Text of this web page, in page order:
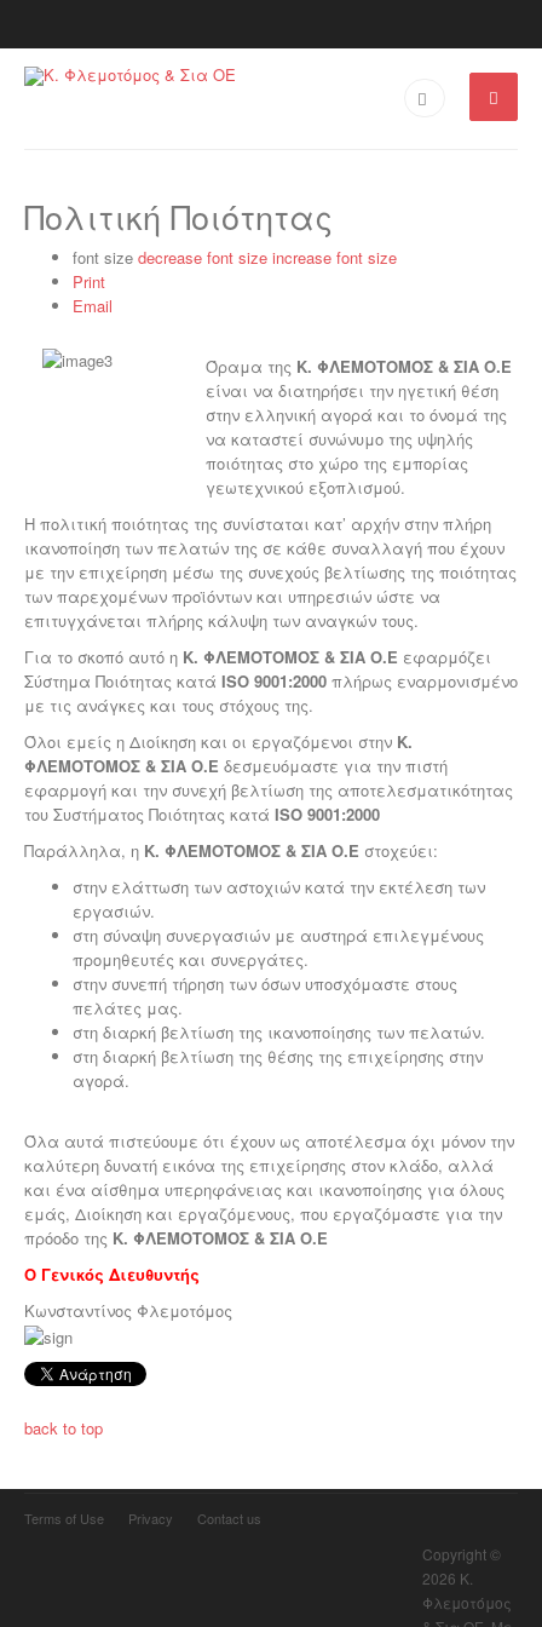
Πολιτική Ποιότητας
font size decrease font size increase font size
Print
Email
Όραμα της Κ. ΦΛΕΜΟΤΟΜΟΣ & ΣΙΑ Ο.Ε
είναι να διατηρήσει την ηγετική θέση
στην ελληνική αγορά και το όνομά της
να καταστεί συνώνυμο της υψηλής
ποιότητας στο χώρο της εμπορίας
γεωτεχνικού εξοπλισμού.
Η πολιτική ποιότητας της συνίσταται κατ’ αρχήν στην πλήρη
ικανοποίηση των πελατών της σε κάθε συναλλαγή που έχουν
με την επιχείρηση μέσω της συνεχούς βελτίωσης της ποιότητας
των παρεχομένων προϊόντων και υπηρεσιών ώστε να
επιτυγχάνεται πλήρης κάλυψη των αναγκών τους.
Για το σκοπό αυτό η Κ. ΦΛΕΜΟΤΟΜΟΣ & ΣΙΑ Ο.Ε εφαρμόζει
Σύστημα Ποιότητας κατά ISO 9001:2000 πλήρως εναρμονισμένο
με τις ανάγκες και τους στόχους της.
Όλοι εμείς η Διοίκηση και οι εργαζόμενοι στην Κ.
ΦΛΕΜΟΤΟΜΟΣ & ΣΙΑ Ο.Ε δεσμευόμαστε για την πιστή
εφαρμογή και την συνεχή βελτίωση της αποτελεσματικότητας
του Συστήματος Ποιότητας κατά ISO 9001:2000
Παράλληλα, η Κ. ΦΛΕΜΟΤΟΜΟΣ & ΣΙΑ Ο.Ε στοχεύει:
στην ελάττωση των αστοχιών κατά την εκτέλεση των
εργασιών.
στη σύναψη συνεργασιών με αυστηρά επιλεγμένους
προμηθευτές και συνεργάτες.
στην συνεπή τήρηση των όσων υποσχόμαστε στους
πελάτες μας.
στη διαρκή βελτίωση της ικανοποίησης των πελατών.
στη διαρκή βελτίωση της θέσης της επιχείρησης στην
αγορά.
Όλα αυτά πιστεύουμε ότι έχουν ως αποτέλεσμα όχι μόνον την
καλύτερη δυνατή εικόνα της επιχείρησης στον κλάδο, αλλά
και ένα αίσθημα υπερηφάνειας και ικανοποίησης για όλους
εμάς, Διοίκηση και εργαζόμενους, που εργαζόμαστε για την
πρόοδο της Κ. ΦΛΕΜΟΤΟΜΟΣ & ΣΙΑ Ο.Ε
Ο Γενικός Διευθυντής
Κωνσταντίνος Φλεμοτόμος
back to top
Terms of Use Privacy Contact us
Copyright ©
2026 Κ.
Φλεμοτόμος